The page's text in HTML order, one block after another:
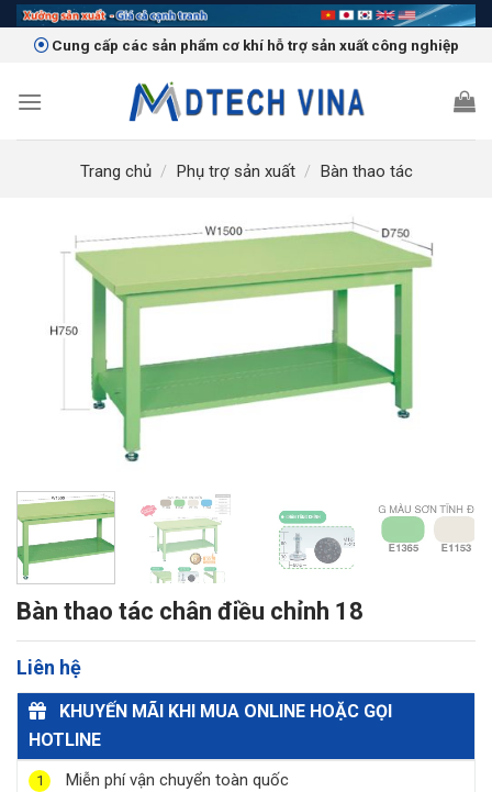
Skip
Cung cấp các sản phẩm cơ khí hỗ trợ sản xuất công nghiệp
Trang chủ / Phụ trợ sản xuất / Bàn thao tác
Bàn thao tác chân điều chỉnh 18
Liên hệ
KHUYẾN MÃI KHI MUA ONLINE HOẶC GỌI
HOTLINE
1 Miễn phí vận chuyển toàn quốc